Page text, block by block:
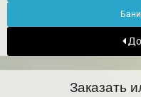
Заказать